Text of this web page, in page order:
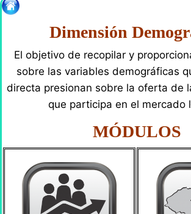
Dimensión
El objetivo de recopilar y
sobre las variables demográficas
directa presionan sobre la oferta de
que participa en el mercado
MÓDULOS